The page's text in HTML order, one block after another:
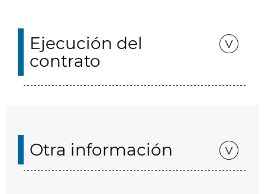
Ejecución del
contrato
Otra información